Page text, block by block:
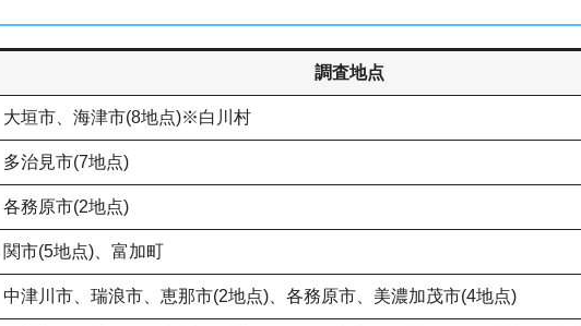
調査地点
大垣市、海津市(8地点)※白川村
多治見市(7地点)
各務原市(2地点)
関市(5地点)、富加町
中津川市、瑞浪市、恵那市(2地点)、各務原市、美濃加茂市(4地点)